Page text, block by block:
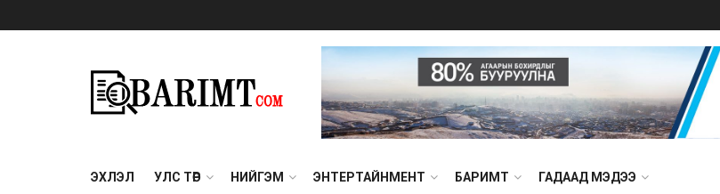
ЭХЛЭЛ УЛС ТӨР НИЙГЭМ ЭНТЕРТАЙНМЕНТ БАРИМТ ГАДААД МЭДЭЭ